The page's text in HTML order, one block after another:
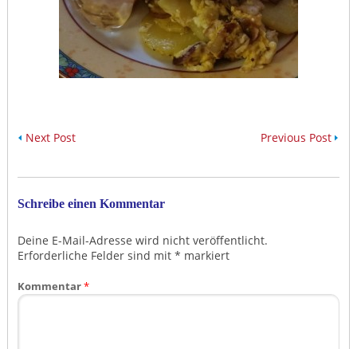
Next Post Previous Post
Schreibe einen Kommentar
Deine E-Mail-Adresse wird nicht veröffentlicht.
Erforderliche Felder sind mit * markiert
Kommentar*